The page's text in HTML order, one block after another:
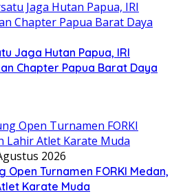
Jaga Hutan Papua, IRI
Chapter Papua Barat Daya
2026
Open Turnamen FORKI Medan,
Karate Muda